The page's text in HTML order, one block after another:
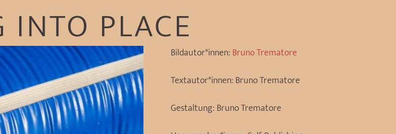
INTO PLACEBildautor*innen: Bruno Trematore
Textautor*innen: Bruno Trematore
Gestaltung: Bruno Trematore